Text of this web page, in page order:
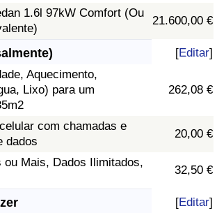
1.6l 97kW Comfort (Ou
21.600,00 €
[Editar]
Aquecimento,
Lixo) para um
262,08 €
com chamadas e
dados
20,00 €
ou Mais, Dados Ilimitados,
32,50 €
[Editar]